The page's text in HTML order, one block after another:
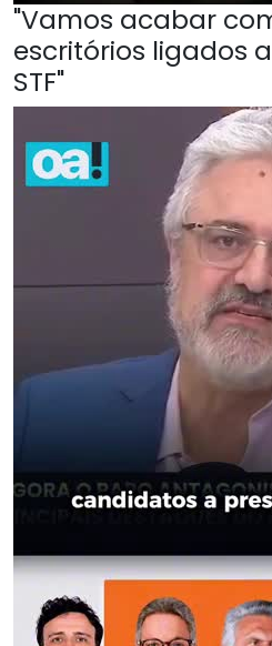
"Vamos acabar
escritórios ligados
STF"